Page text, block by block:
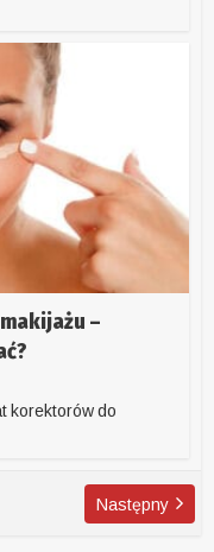
–
korektorów do
Następny